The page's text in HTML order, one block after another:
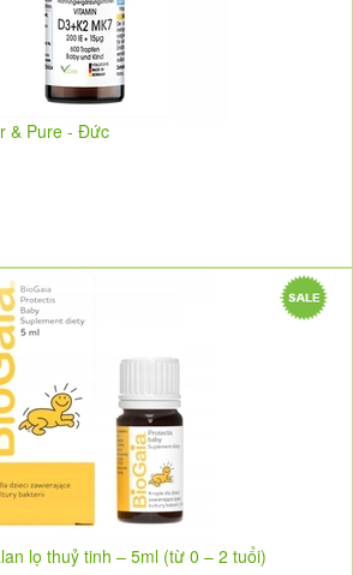
& Pure - Đức
lọ thuỷ tinh – 5ml (từ 0 – 2 tuổi)